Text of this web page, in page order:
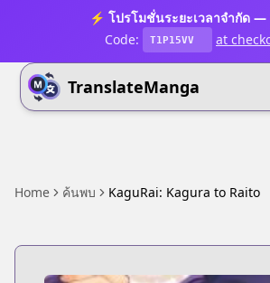
⚡ โปรโมชั่นระยะเวลาจำกัด —
Code:
T1P15VV at
TranslateManga
Home ค้นพบ KaguRai: Kagura to Raito